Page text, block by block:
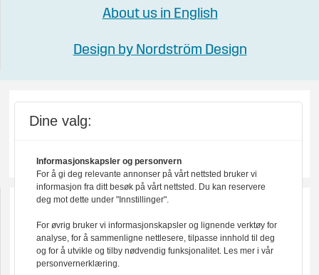
About us in English
Design by Nordström Design
Dine valg:
Informasjonskapsler og personvern
For å gi deg relevante annonser på vårt nettsted bruker vi
informasjon fra ditt besøk på vårt nettsted. Du kan reservere
deg mot dette under "Innstillinger".
For øvrig bruker vi informasjonskapsler og lignende verktøy for
analyse, for å sammenligne nettlesere, tilpasse innhold til deg
og for å utvikle og tilby nødvendig funksjonalitet. Les mer i vår
personvernerklæring.